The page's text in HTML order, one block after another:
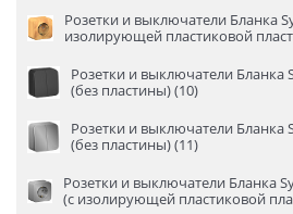
Розетки и выключатели Бланка
изолирующей пластиковой
Розетки и выключатели Бланка
(без пластины) (10)
Розетки и выключатели
(без пластины) (11)
Розетки и выключатели Бланка
(с изолирующей пластиковой